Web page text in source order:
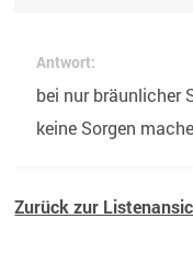
Antwort:
bei nur bräunlicher
keine Sorgen
Zurück zur